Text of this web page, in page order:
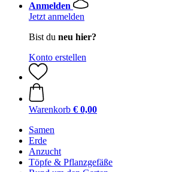
Anmelden
Jetzt anmelden
Bist du neu hier?
Konto erstellen
Warenkorb € 0,00
Samen
Erde
Anzucht
Töpfe & Pflanzgefäße